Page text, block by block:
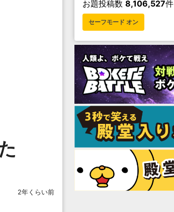
2年くらい前
お題投稿数 8,106,527件
セーフモード オン